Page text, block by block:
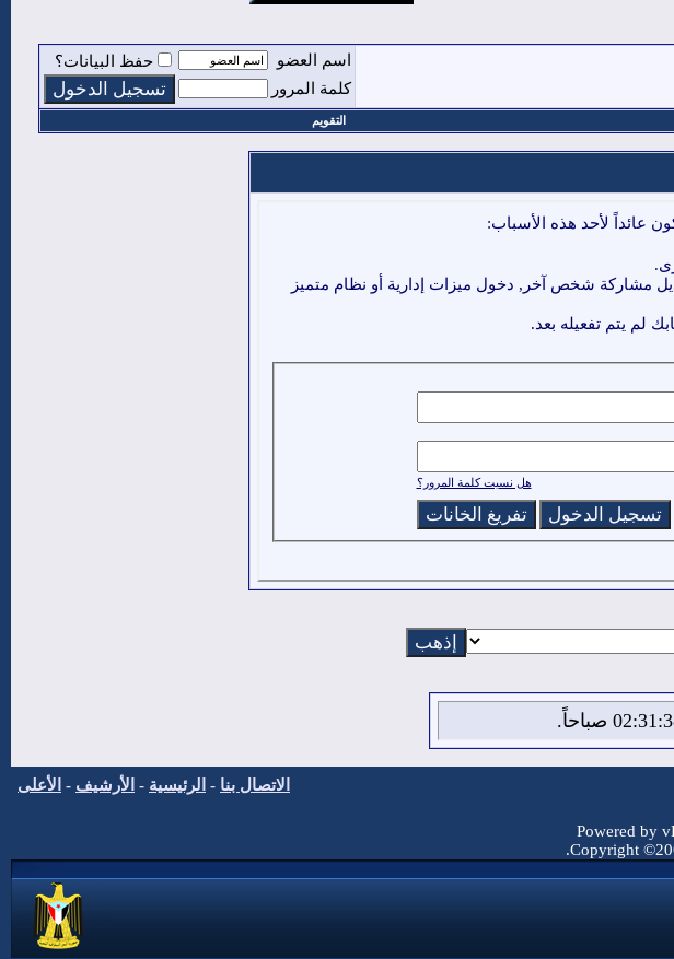
اسم العضو
حفظ البيانات؟
كلمة المرور
التقويم
عائداً لأحد هذه الأسباب:
مشاركة شخص آخر, دخول ميزات إدارية أو نظام متميز
لم يتم تفعيله بعد.
هل نسيت كلمة المرور؟
الاتصال بنا - الرئيسية - الأرشيف - الأعلى
Powered by
Copyright